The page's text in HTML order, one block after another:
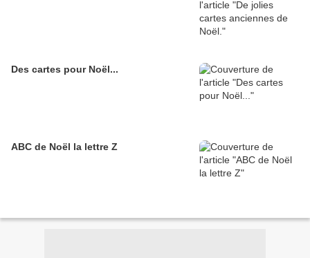
Des cartes pour Noël...
ABC de Noël la lettre Z